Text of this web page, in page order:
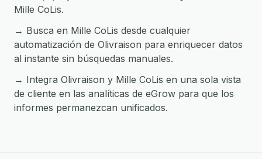
Mille CoLis.
→ Busca en Mille CoLis desde cualquier
automatización de Olivraison para enriquecer datos
al instante sin búsquedas manuales.
→ Integra Olivraison y Mille CoLis en una sola vista
de cliente en las analíticas de eGrow para que los
informes permanezcan unificados.